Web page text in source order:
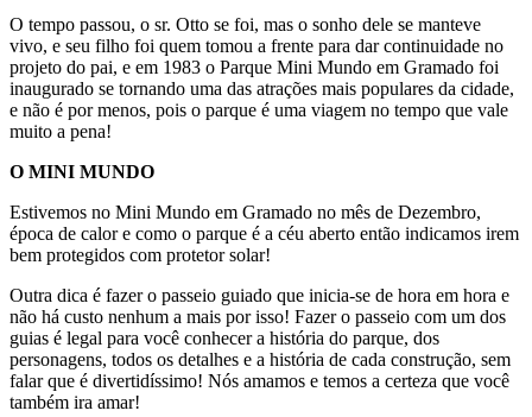
O tempo passou, o sr. Otto se foi, mas o sonho dele se manteve
vivo, e seu filho foi quem tomou a frente para dar continuidade no
projeto do pai, e em 1983 o Parque Mini Mundo em Gramado foi
inaugurado se tornando uma das atrações mais populares da cidade,
e não é por menos, pois o parque é uma viagem no tempo que vale
muito a pena!
O MINI MUNDO
Estivemos no Mini Mundo em Gramado no mês de Dezembro,
época de calor e como o parque é a céu aberto então indicamos irem
bem protegidos com protetor solar!
Outra dica é fazer o passeio guiado que inicia-se de hora em hora e
não há custo nenhum a mais por isso! Fazer o passeio com um dos
guias é legal para você conhecer a história do parque, dos
personagens, todos os detalhes e a história de cada construção, sem
falar que é divertidíssimo! Nós amamos e temos a certeza que você
também ira amar!